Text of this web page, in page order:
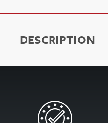
DESCRIPTION